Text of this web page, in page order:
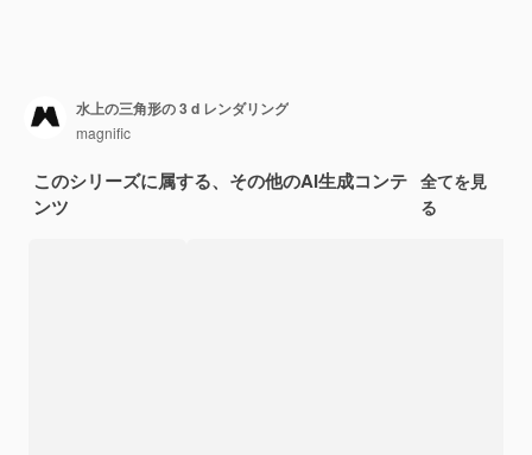
水上の三角形の 3 d レンダリング
magnific
このシリーズに属する、その他のAI生成コンテ
ンツ
全てを見
る